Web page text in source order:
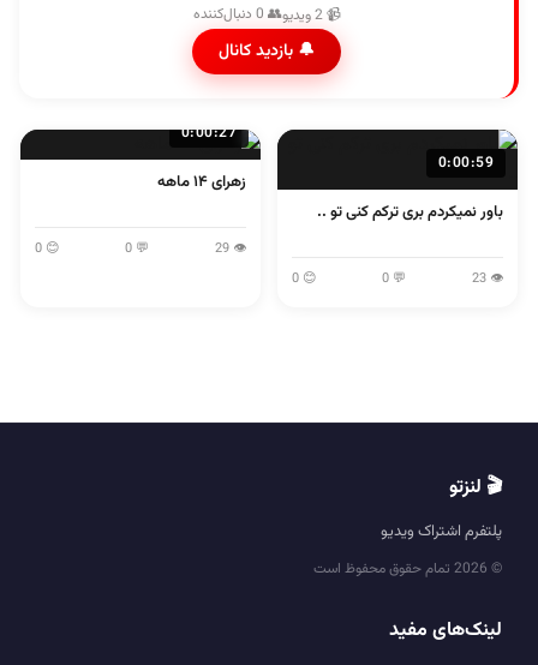
📹 2 ویدیو 👥 0 دنبال‌کننده
🔔 بازدید کانال
0:00:59
باور نمیکردم بری ترکم کنی تو ..
👁 23
💬 0
😊 0
0:00:27
زهرای ۱۴ ماهه
👁 29
💬 0
😊 0
🎬 لنزتو
پلتفرم اشتراک ویدیو
© 2026 تمام حقوق محفوظ است
لینک‌های مفید